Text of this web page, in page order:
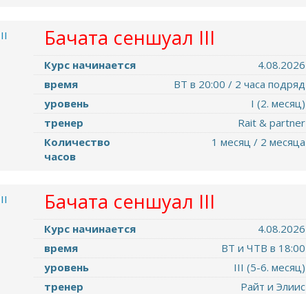
Бачата сеншуал III
Курс начинается
4.08.2026
время
ВТ в 20:00 / 2 часа подряд
уровень
I (2. месяц)
тренер
Rait & partner
Количество
часов
1 месяц / 2 месяца
Бачата сеншуал III
Курс начинается
4.08.2026
время
ВТ и ЧТВ в 18:00
уровень
III (5-6. месяц)
тренер
Райт и Элиис